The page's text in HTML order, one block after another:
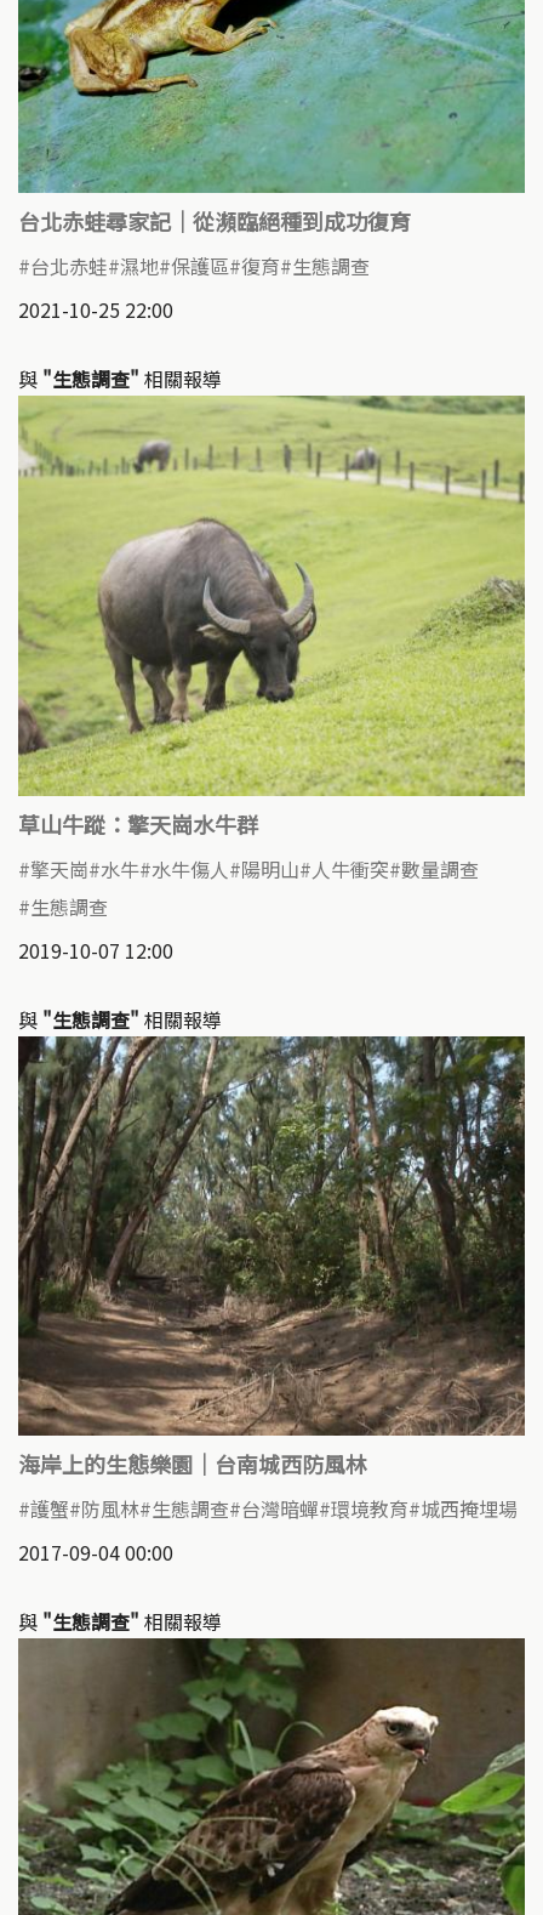
台北赤蛙尋家記｜從瀕臨絕種到成功復育
台北赤蛙 濕地 保護區 復育 生態調查
2021-10-25 22:00
與 "生態調查" 相關報導
草山牛蹤：擎天崗水牛群
擎天崗 水牛 水牛傷人 陽明山 人牛衝突 數量調查
生態調查
2019-10-07 12:00
與 "生態調查" 相關報導
海岸上的生態樂園｜台南城西防風林
護蟹 防風林 生態調查 台灣暗蟬 環境教育 城西掩埋場
2017-09-04 00:00
與 "生態調查" 相關報導